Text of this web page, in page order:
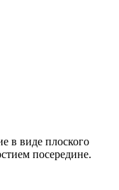
в виде плоского
посередине.